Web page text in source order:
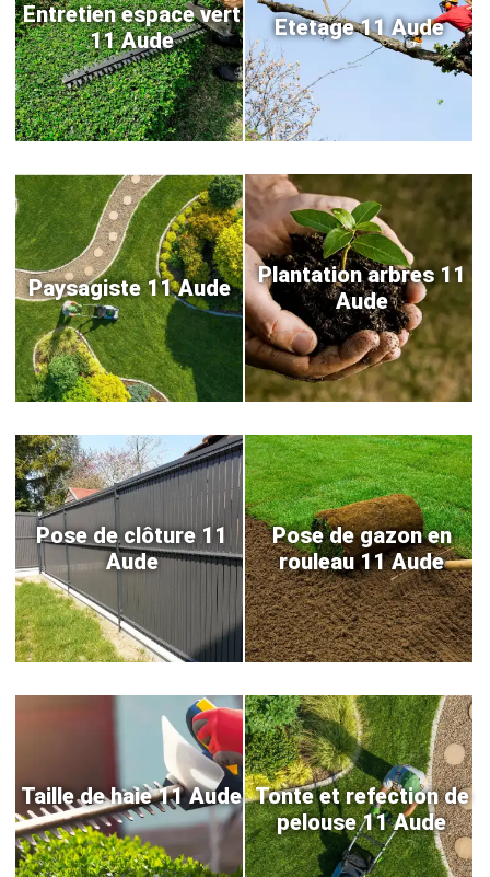
Entretien espace vert
11 Aude
Etetage 11 Aude
Paysagiste 11 Aude
Plantation arbres 11
Aude
Pose de clôture 11
Aude
Pose de gazon en
rouleau 11 Aude
Taille de haie 11 Aude Tonte et refection de
pelouse 11 Aude